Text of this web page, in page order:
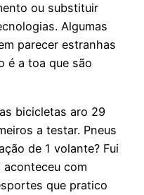
ou substituir
Algumas
parecer estranhas
é a toa que são
bicicletas aro 29
a testar. Pneus
de 1 volante? Fui
com
que pratico